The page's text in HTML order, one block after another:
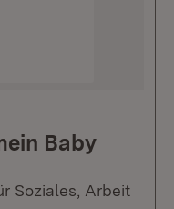
Baby
Soziales, Arbeit